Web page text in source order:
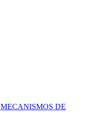
MECANISMOS DE